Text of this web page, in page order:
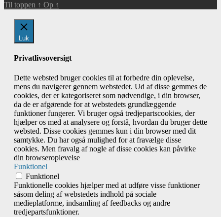
Til toppen ↑ Op ↑
Luk
Privatlivsoversigt
Dette websted bruger cookies til at forbedre din oplevelse,
mens du navigerer gennem webstedet. Ud af disse gemmes de
cookies, der er kategoriseret som nødvendige, i din browser,
da de er afgørende for at webstedets grundlæggende
funktioner fungerer. Vi bruger også tredjepartscookies, der
hjælper os med at analysere og forstå, hvordan du bruger dette
websted. Disse cookies gemmes kun i din browser med dit
samtykke. Du har også mulighed for at fravælge disse
cookies. Men fravalg af nogle af disse cookies kan påvirke
din browseroplevelse
Funktionel
Funktionel
Funktionelle cookies hjælper med at udføre visse funktioner
såsom deling af webstedets indhold på sociale
medieplatforme, indsamling af feedbacks og andre
tredjepartsfunktioner.